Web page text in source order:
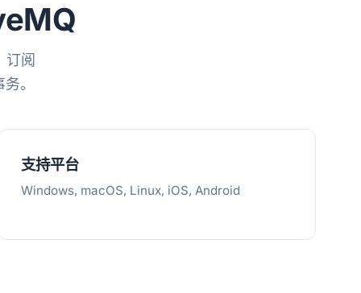
订阅
。
支持平台
Windows, macOS, Linux, iOS, Android